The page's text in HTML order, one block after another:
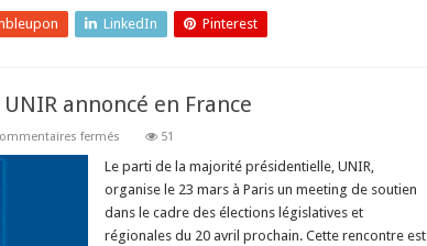
LinkedIn Pinterest
annoncé en France
ferméssur
meeting
de
Soutien
à
UNIR
annoncé
51
Le parti de la majorité présidentielle, UNIR,
organise le 23 mars à Paris un meeting de soutien
dans le cadre des élections législatives et
régionales du 20 avril prochain. Cette rencontre est